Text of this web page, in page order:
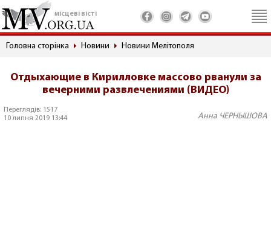
місцеві вісті
Головна сторінка Новини Новини Мелітополя
Отдыхающие в Кирилловке массово рванули за
вечерними развлечениями (ВИДЕО)
Переглядів: 1517
10 липня 2019 13:44
Анна ЧЕРНЫШОВА